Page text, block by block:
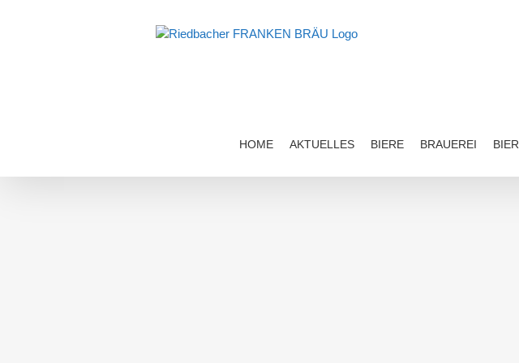
HOME AKTUELLES BIERE BRAUEREI